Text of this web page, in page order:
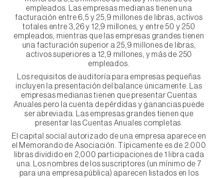
empleados. Las empresas medianas tienen una
facturación entre 6,5 y 25,9 millones de libras, activos
totales entre 3,26 y 12,9 millones, y entre 50 y 250
empleados, mientras que las empresas grandes tienen
una facturación superior a 25,9 millones de libras,
activos superiores a 12,9 millones, y más de 250
empleados.
Los requisitos de auditoría para empresas pequeñas
incluyen la presentación del balance únicamente. Las
empresas medianas tienen que presentar Cuentas
Anuales pero la cuenta de pérdidas y ganancias puede
ser abreviada. Las empresas grandes tienen que
presentar las Cuentas Anuales completas.
El capital social autorizado de una empresa aparece en
el Memorando de Asociación. Típicamente es de 2.000
libras dividido en 2,000 participaciones de 1 libra cada
una. Los nombres de los suscriptores (un mínimo de 7
para una empresa pública) aparecen listados en los